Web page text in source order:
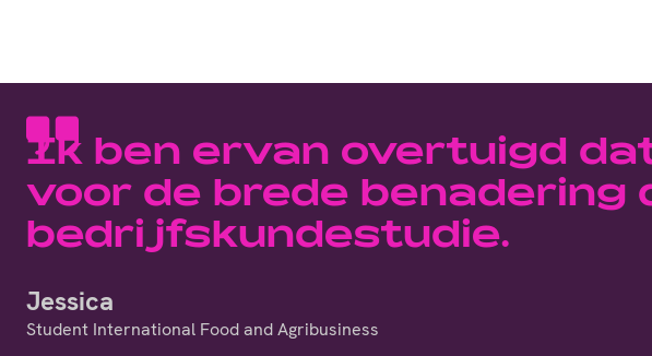
Ik ben ervan overtuigd
voor de brede benadering
bedrijfskundestudie.
Jessica
Student International Food and Agribusiness